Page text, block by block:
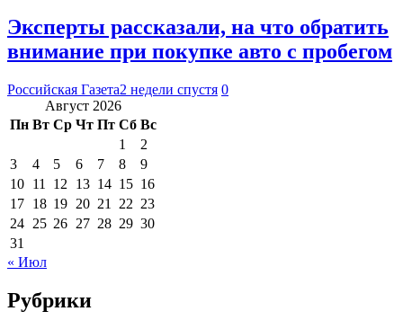
Эксперты рассказали, на что обратить
внимание при покупке авто с пробегом
Российская Газета2 недели спустя 0
Август 2026
Пн Вт Ср Чт Пт Сб Вс
1
2
3
4 5 6 7 8
9
10 11 12 13 14 15 16
17 18 19 20 21 22 23
24 25 26 27 28 29 30
31
« Июл
Рубрики